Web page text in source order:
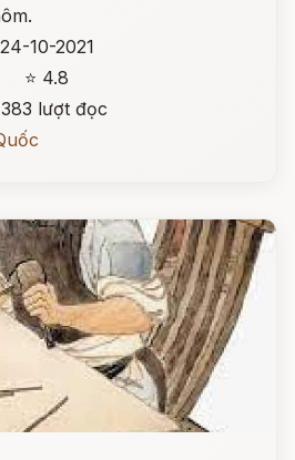
24-10-2021
⭐ 4.8
lượt đọc